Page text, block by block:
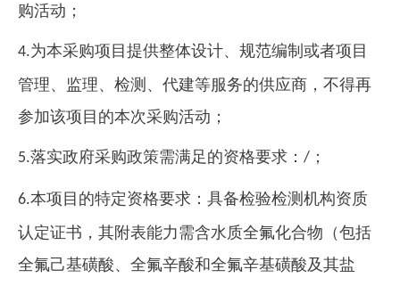
购活动；
4.为本采购项目提供整体设计、规范编制或者项目
管理、监理、检测、代建等服务的供应商，不得再
参加该项目的本次采购活动；
5.落实政府采购政策需满足的资格要求： / ；
6.本项目的特定资格要求：具备检验检测机构资质
认定证书，其附表能力需含水质全氟化合物（包括
全氟己基磺酸、全氟辛酸和全氟辛基磺酸及其盐